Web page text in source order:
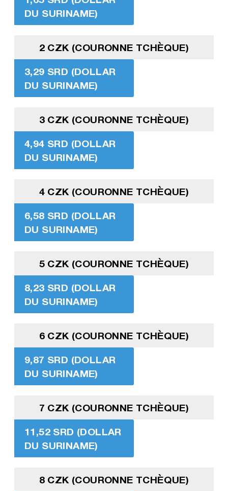
DU SURINAME)
2 CZK (COURONNE TCHÈQUE)
3,29 SRD (DOLLAR
DU SURINAME)
3 CZK (COURONNE TCHÈQUE)
4,94 SRD (DOLLAR
DU SURINAME)
4 CZK (COURONNE TCHÈQUE)
6,58 SRD (DOLLAR
DU SURINAME)
5 CZK (COURONNE TCHÈQUE)
8,23 SRD (DOLLAR
DU SURINAME)
6 CZK (COURONNE TCHÈQUE)
9,87 SRD (DOLLAR
DU SURINAME)
7 CZK (COURONNE TCHÈQUE)
11,52 SRD (DOLLAR
DU SURINAME)
8 CZK (COURONNE TCHÈQUE)